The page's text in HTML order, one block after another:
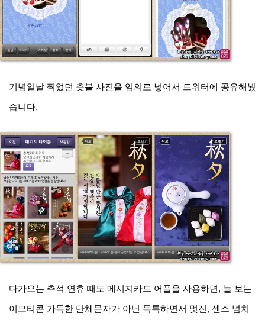
기념일날 찍었던 촛불 사진을 임의로 넣어서 트위터에 공유해봤
습니다.
다가오는 추석 연휴 때도 메시지카드 어플을 사용하면, 늘 보는
이모티콘 가득한 단체문자가 아닌 독특하면서 멋진, 센스 넘치